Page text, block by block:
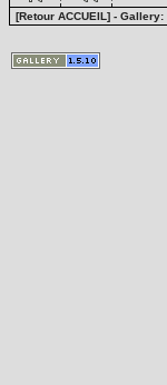
[Retour ACCUEIL] - Gallery: